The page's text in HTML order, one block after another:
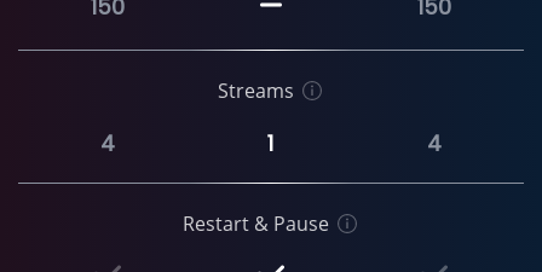
150 150
Streams
4 1 4
Restart & Pause